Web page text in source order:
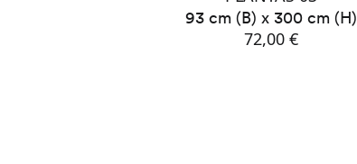
93 cm (B) x 300 cm (H)
72,00 €